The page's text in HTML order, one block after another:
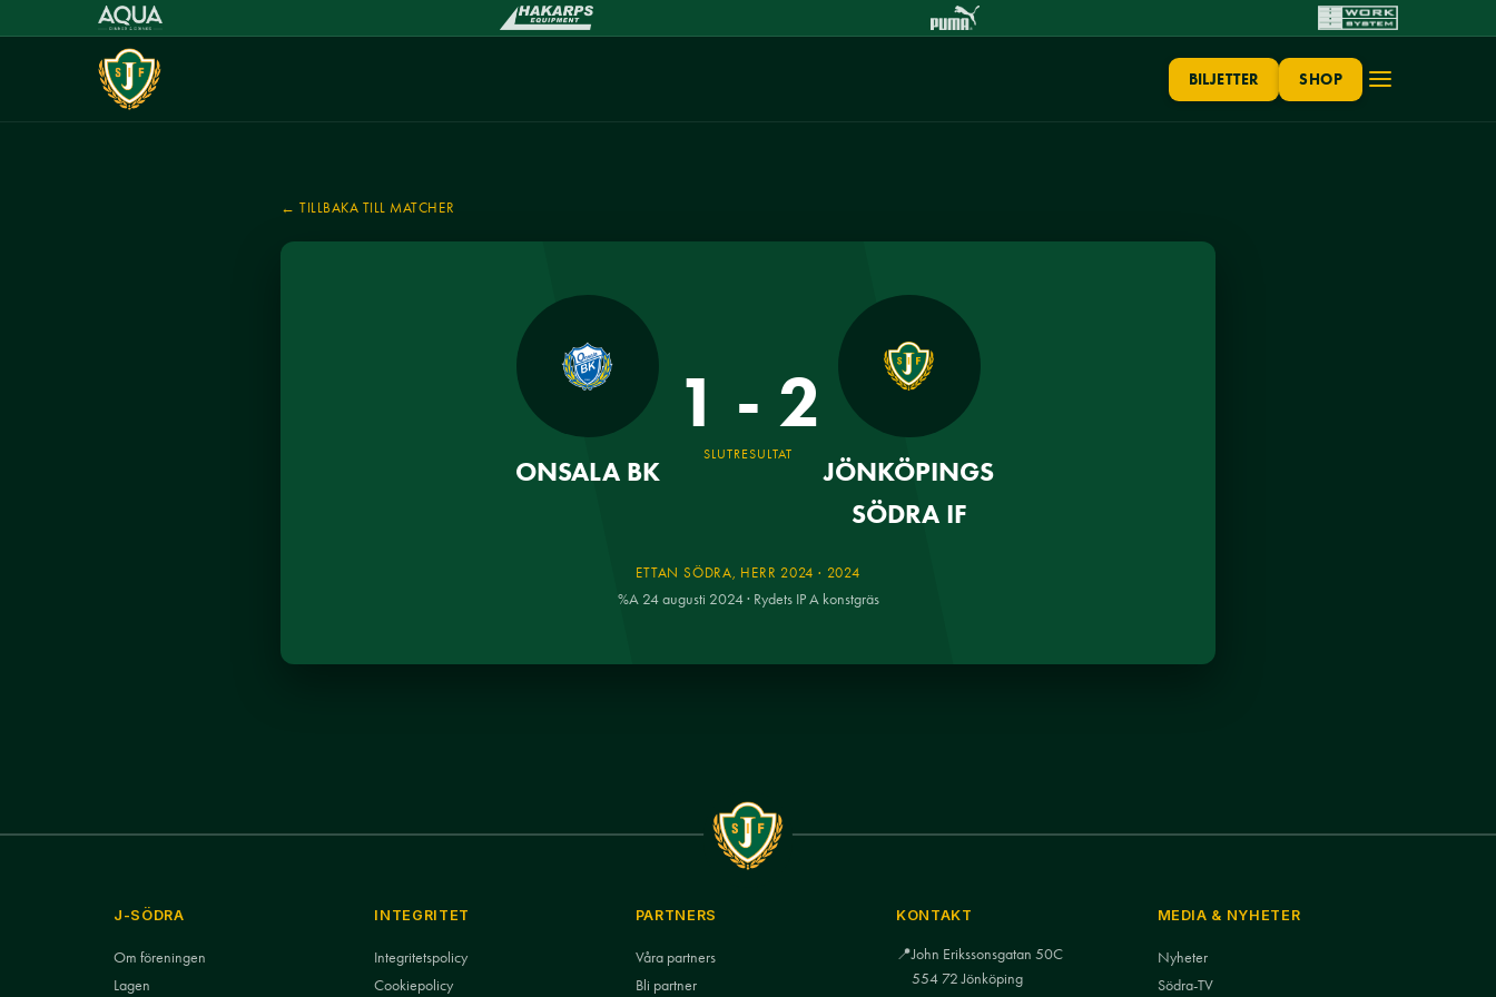
BILJETTER SHOP
← TILLBAKA TILL MATCHER
ONSALA BK
1 - 2
SLUTRESULTAT
JÖNKÖPINGS
SÖDRA IF
ETTAN SÖDRA, HERR 2024 · 2024
%A 24 augusti 2024 · Rydets IP A konstgräs
J-SÖDRA
Om föreningen
Lagen
INTEGRITET
Integritetspolicy
Cookiepolicy
PARTNERS
Våra partners
Bli partner
KONTAKT
📍John Erikssonsgatan 50C
554 72 Jönköping
MEDIA & NYHETER
Nyheter
Södra-TV